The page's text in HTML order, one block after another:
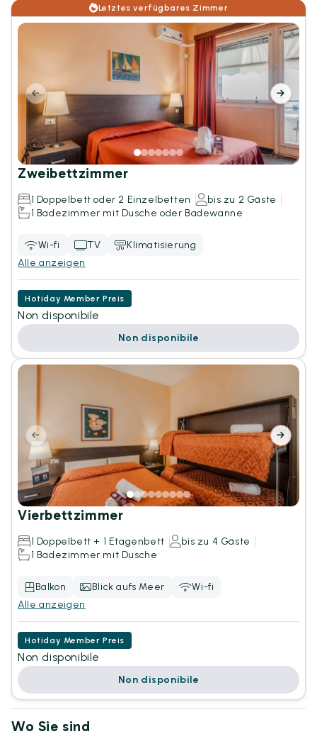
Letztes verfügbares Zimmer
Zweibettzimmer
1 Doppelbett oder 2 Einzelbetten
bis zu 2 Gäste
1 Badezimmer mit Dusche oder Badewanne
Wi-fi TV
Klimatisierung
Alle anzeigen
Hotiday Member Preis
Non disponibile
Non disponibile
Vierbettzimmer
1 Doppelbett + 1 Etagenbett
bis zu 4 Gäste
1 Badezimmer mit Dusche
Balkon Blick aufs Meer
Wi-fi
Alle anzeigen
Hotiday Member Preis
Non disponibile
Non disponibile
Wo Sie sind